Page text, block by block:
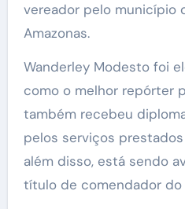
vereador pelo município
Amazonas.
Wanderley Modesto foi
como o melhor repórter
também recebeu
pelos serviços
além disso, está sendo
título de comendador do